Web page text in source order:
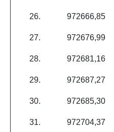
26. 972666,85
27. 972676,99
28. 972681,16
29. 972687,27
30. 972685,30
31. 972704,37